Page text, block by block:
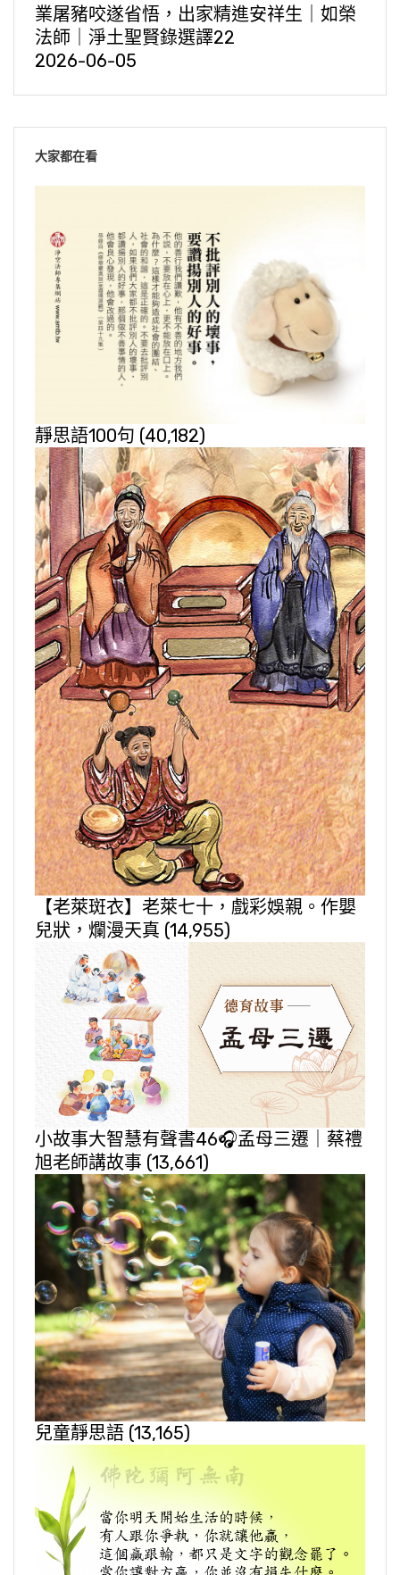
業屠豬咬遂省悟，出家精進安祥生｜如榮
法師｜淨土聖賢錄選譯22
2026-06-05
大家都在看
靜思語100句 (40,182)
【老萊斑衣】老萊七十，戲彩娛親。作嬰
兒狀，爛漫天真 (14,955)
小故事大智慧有聲書46🎧孟母三遷｜蔡禮
旭老師講故事 (13,661)
兒童靜思語 (13,165)